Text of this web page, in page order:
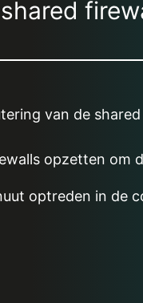
van de
opzetten om
optreden in de